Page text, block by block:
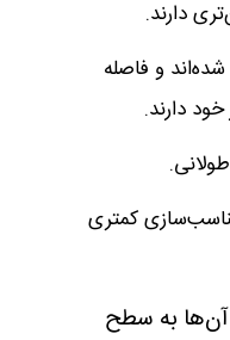
دارند.
و فاصله
دارند.
کمتری
آن‌ها به سطح